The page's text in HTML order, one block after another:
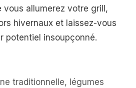
vous allumerez votre grill,
hivernaux et laissez-vous
potentiel insoupçonné.
traditionnelle, légumes